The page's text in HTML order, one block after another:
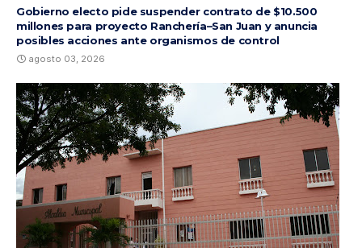
Gobierno electo pide suspender contrato de $10.500
millones para proyecto Ranchería–San Juan y anuncia
posibles acciones ante organismos de control
agosto 03, 2026